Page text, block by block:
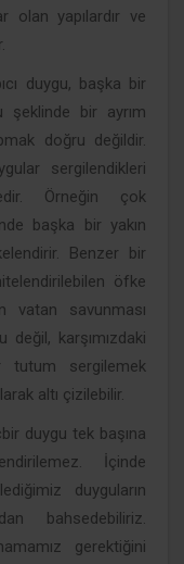
olan yapılardır ve
duygu, başka bir
şeklinde bir ayrım
doğru değildir.
sergilendikleri
Örneğin çok
başka bir yakın
Benzer bir
öfke
vatan savunması
değil, karşımızdaki
tutum sergilemek
altı çizilebilir.
duygu tek başına
İçinde
duyguların
bahsedebiliriz.
gerektiğini